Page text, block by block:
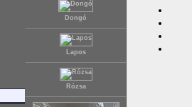
Dongó
Lapos
Rózsa